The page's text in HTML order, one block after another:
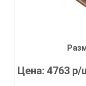
Цена:4763 р/